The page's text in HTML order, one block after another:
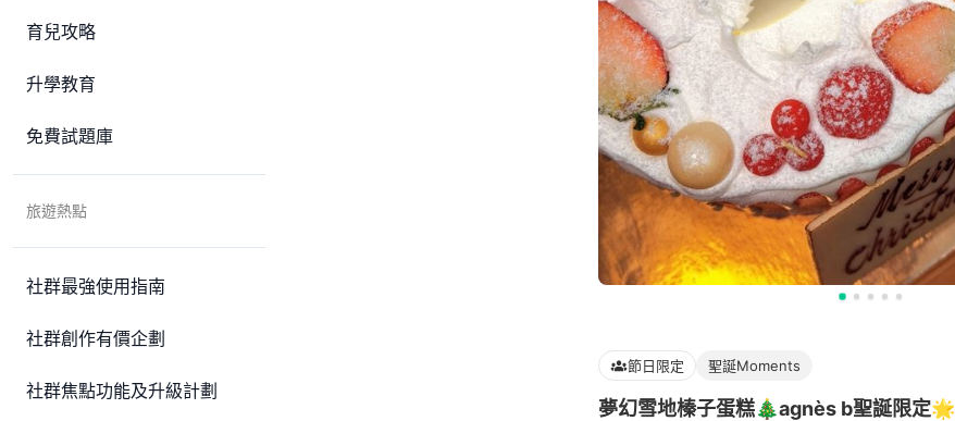
育兒攻略
升學教育
免費試題庫
旅遊熱點
社群最強使用指南
社群創作有價企劃
社群焦點功能及升級計劃
節日限定 聖誕Moments
夢幻雪地榛子蛋糕🎄agnès b聖誕限定🌟